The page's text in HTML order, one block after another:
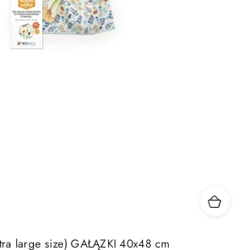
large size) GAŁĄZKI 40x48 cm